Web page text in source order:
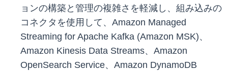
ョンの構築と管理の複雑さを軽減し、組み込みの
コネクタを使用して、Amazon Managed
Streaming for Apache Kafka (Amazon MSK)、
Amazon Kinesis Data Streams、Amazon
OpenSearch Service、Amazon DynamoDB